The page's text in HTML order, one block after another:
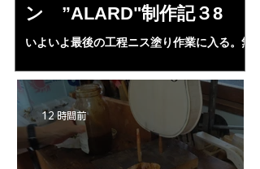
ン ”ALARD"制作記３8
いよいよ最後の工程ニス塗り作業に入る。無
ンタイン、スパイクラヴェンダーオイル，等
等を入れ３ケ月経過、ガーゼで濾し下地ニス
として３回ほど塗る。さらにそれをアルコー
ルで取る。ホワイト状態に戻す。自宅工房で
３０－４０回ニス塗りの手始めとなる・・。
12 時間前